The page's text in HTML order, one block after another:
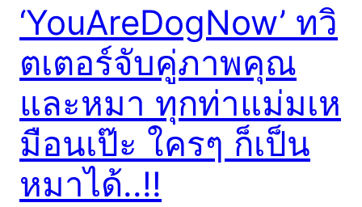
‘YouAreDogNow’ ทวิ
ตเตอร์จับคู่ภาพคุณ
และหมา ทุกท่าแม่มเห
มือนเป๊ะ ใครๆ ก็เป็น
หมาได้..!!